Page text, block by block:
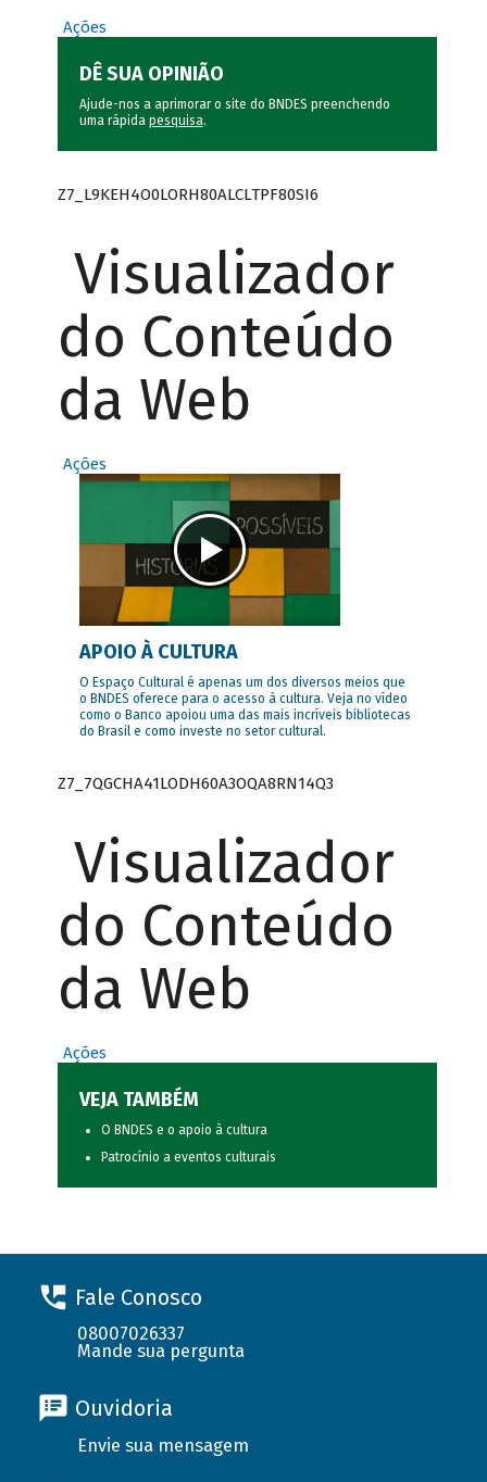
Ações
DÊ SUA OPINIÃO
Ajude-nos a aprimorar o site do BNDES preenchendo
uma rápida pesquisa.
Z7_L9KEH4O0LORH80ALCLTPF80SI6
Visualizador
do Conteúdo
da Web
Ações
APOIO À CULTURA
O Espaço Cultural é apenas um dos diversos meios que
o BNDES oferece para o acesso à cultura. Veja no vídeo
como o Banco apoiou uma das mais incríveis bibliotecas
do Brasil e como investe no setor cultural.
Z7_7QGCHA41LODH60A3OQA8RN14Q3
Visualizador
do Conteúdo
da Web
Ações
VEJA TAMBÉM
O BNDES e o apoio à cultura
Patrocínio a eventos culturais
Fale Conosco
08007026337
Mande sua pergunta
Ouvidoria
Envie sua mensagem